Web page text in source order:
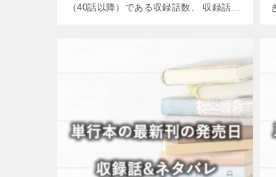
（40話以降）である収録話数、 収録話を